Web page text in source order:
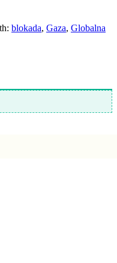
blokada, Gaza, Globalna